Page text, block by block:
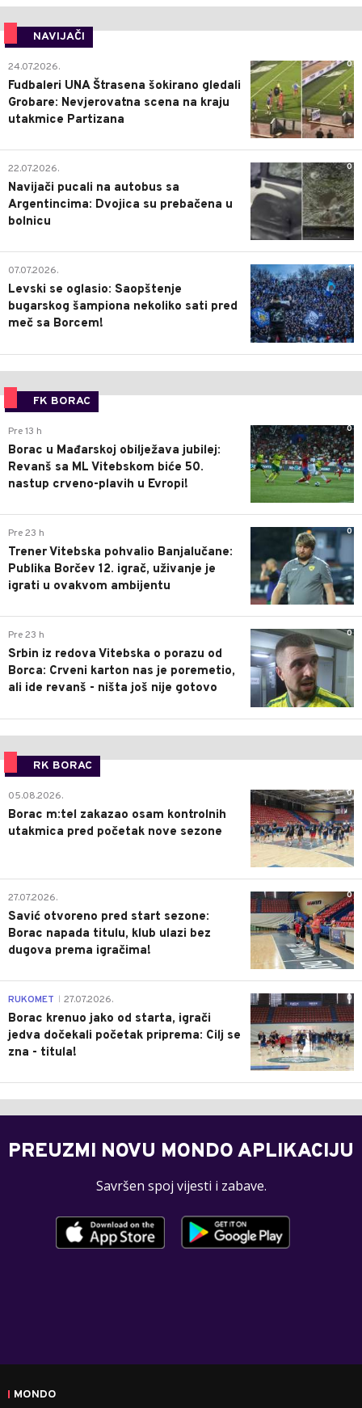
NAVIJAČI
0
24.07.2026.
Fudbaleri UNA Štrasena šokirano gledali
Grobare: Nevjerovatna scena na kraju
utakmice Partizana
0
22.07.2026.
Navijači pucali na autobus sa
Argentincima: Dvojica su prebačena u
bolnicu
1
07.07.2026.
Levski se oglasio: Saopštenje
bugarskog šampiona nekoliko sati pred
meč sa Borcem!
FK BORAC
0
Pre 13 h
Borac u Mađarskoj obilježava jubilej:
Revanš sa ML Vitebskom biće 50.
nastup crveno-plavih u Evropi!
0
Pre 23 h
Trener Vitebska pohvalio Banjalučane:
Publika Borčev 12. igrač, uživanje je
igrati u ovakvom ambijentu
0
Pre 23 h
Srbin iz redova Vitebska o porazu od
Borca: Crveni karton nas je poremetio,
ali ide revanš - ništa još nije gotovo
RK BORAC
0
05.08.2026.
Borac m:tel zakazao osam kontrolnih
utakmica pred početak nove sezone
0
27.07.2026.
Savić otvoreno pred start sezone:
Borac napada titulu, klub ulazi bez
dugova prema igračima!
0
RUKOMET 27.07.2026.
Borac krenuo jako od starta, igrači
jedva dočekali početak priprema: Cilj se
zna - titula!
PREUZMI NOVU MONDO APLIKACIJU
Savršen spoj vijesti i zabave.
MONDO